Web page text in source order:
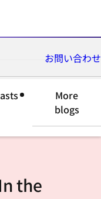
お問い合わせ
More
blogs
the